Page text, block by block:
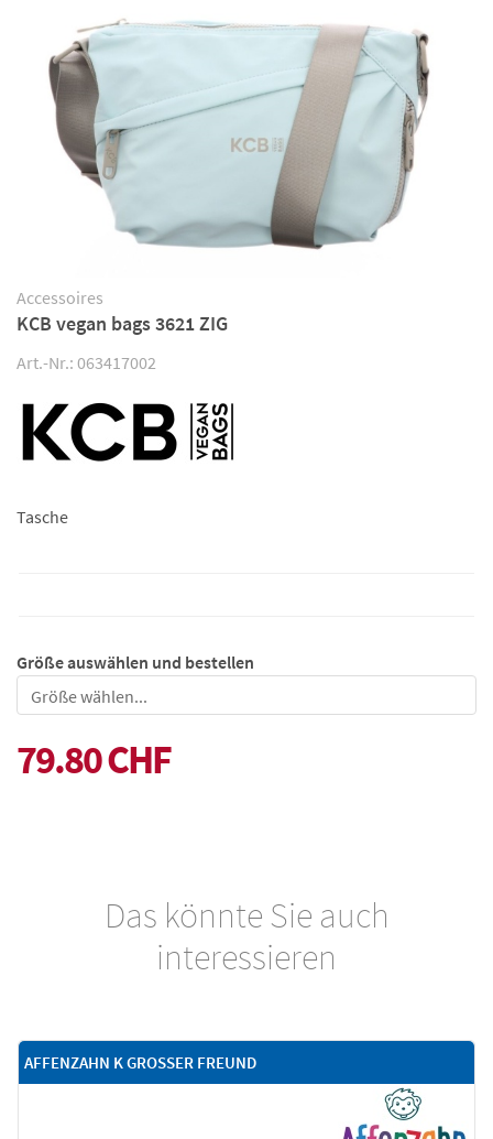
Accessoires
KCB vegan bags 3621 ZIG
Art.-Nr.: 063417002
Tasche
Größe auswählen und bestellen
Größe
79.80 CHF
Das könnte Sie auch
interessieren
AFFENZAHN K GROSSER FREUND